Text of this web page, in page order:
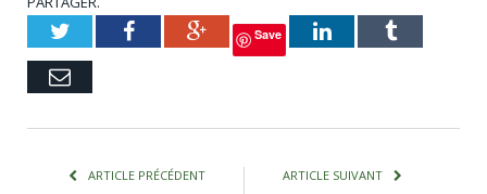
TwitterFacebookGoogle+
Save LinkedInTumblr
Courriel
ARTICLE PRÉCÉDENT ARTICLE SUIVANT